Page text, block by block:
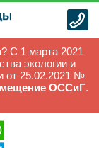
С 1 марта 2021
экологии и
от 25.02.2021 №
ОССиГ.